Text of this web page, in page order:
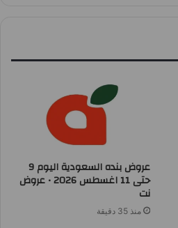
عروض بنده السعودية اليوم 9
حتى 11 اغسطس 2026 • عروض
نت
منذ 35 دقيقة